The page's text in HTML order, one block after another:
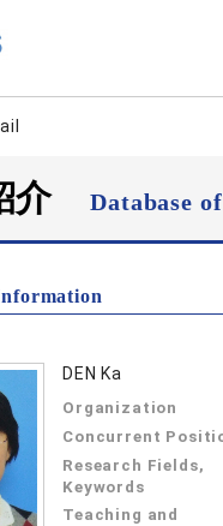
介Database
DEN Ka
Organization
Concurrent
Research Fields,
Keywords
Teaching and